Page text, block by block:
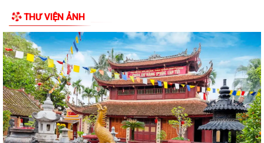
Hội Cựu CAND phường Hồng Bàng đi thăm, tặng quà các gia đình
thương binh, thân nhân liệt sỹ CAND
Phường Hồng Bàng phát huy vai trò, nâng cao hiệu lực, hiệu quả hoạt
động của bộ máy chính quyền cơ...
TUỔI TRẺ PHƯỜNG HỒNG BÀNG TỔ CHỨC CHƯƠNG TRÌNH NÓI
CHUYỆN TRUYỀN THỐNG NHÂN KỶ NIỆM 79 NĂM NGÀY...
Đồng chí Nguyễn Văn Tuấn, Bí thư Đảng ủy phường Hồng Bàng được
THƯ VIỆN ẢNH